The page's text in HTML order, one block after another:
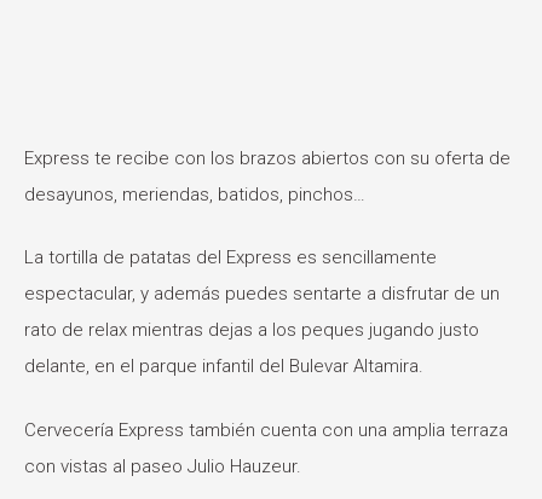
Express te recibe con los brazos abiertos con su oferta de
desayunos, meriendas, batidos, pinchos…
La tortilla de patatas del Express es sencillamente
espectacular, y además puedes sentarte a disfrutar de un
rato de relax mientras dejas a los peques jugando justo
delante, en el parque infantil del Bulevar Altamira.
Cervecería Express también cuenta con una amplia terraza
con vistas al paseo Julio Hauzeur.